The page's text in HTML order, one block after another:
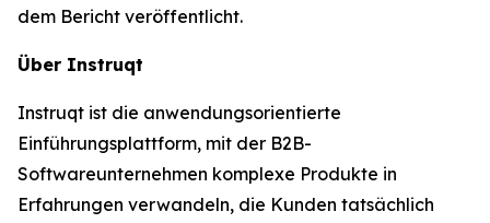
dem Bericht veröffentlicht.
Über Instruqt
Instruqt ist die anwendungsorientierte
Einführungsplattform, mit der B2B-
Softwareunternehmen komplexe Produkte in
Erfahrungen verwandeln, die Kunden tatsächlich